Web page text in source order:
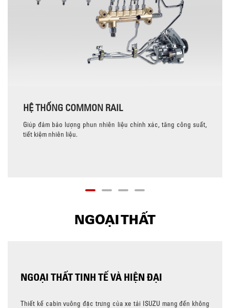
HỆ THỐNG COMMON RAIL
Giúp đảm bảo lượng phun nhiên liệu chính xác, tăng công suất,
tiết kiệm nhiên liệu.
NGOẠI THẤT
NGOẠI THẤT TINH TẾ VÀ HIỆN ĐẠI
Thiết kế cabin vuông đặc trưng của xe tải ISUZU mang đến không